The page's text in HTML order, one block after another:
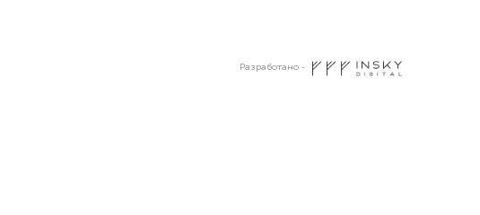
Разработано -